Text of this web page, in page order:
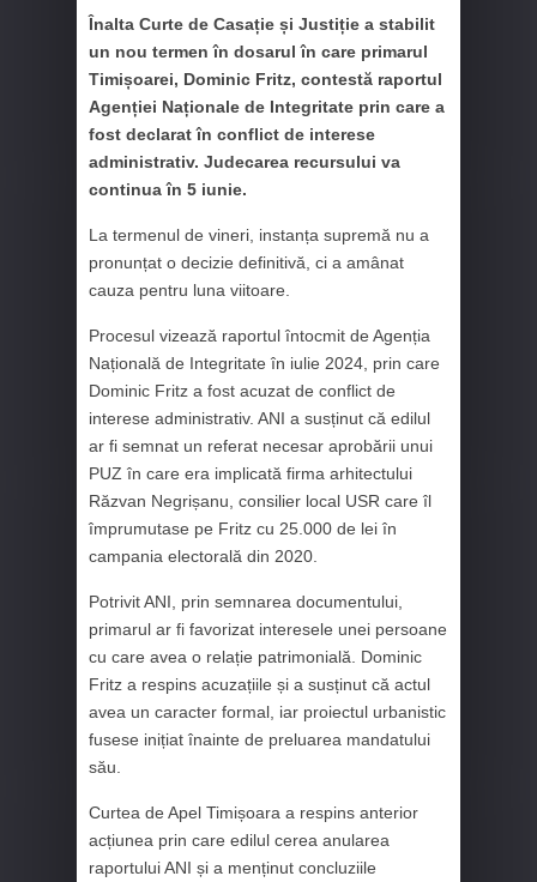
Înalta Curte de Casație și Justiție a stabilit
un nou termen în dosarul în care primarul
Timișoarei, Dominic Fritz, contestă raportul
Agenției Naționale de Integritate prin care a
fost declarat în conflict de interese
administrativ. Judecarea recursului va
continua în 5 iunie.
La termenul de vineri, instanța supremă nu a
pronunțat o decizie definitivă, ci a amânat
cauza pentru luna viitoare.
Procesul vizează raportul întocmit de Agenția
Națională de Integritate în iulie 2024, prin care
Dominic Fritz a fost acuzat de conflict de
interese administrativ. ANI a susținut că edilul
ar fi semnat un referat necesar aprobării unui
PUZ în care era implicată firma arhitectului
Răzvan Negrișanu, consilier local USR care îl
împrumutase pe Fritz cu 25.000 de lei în
campania electorală din 2020.
Potrivit ANI, prin semnarea documentului,
primarul ar fi favorizat interesele unei persoane
cu care avea o relație patrimonială. Dominic
Fritz a respins acuzațiile și a susținut că actul
avea un caracter formal, iar proiectul urbanistic
fusese inițiat înainte de preluarea mandatului
său.
Curtea de Apel Timișoara a respins anterior
acțiunea prin care edilul cerea anularea
raportului ANI și a menținut concluziile